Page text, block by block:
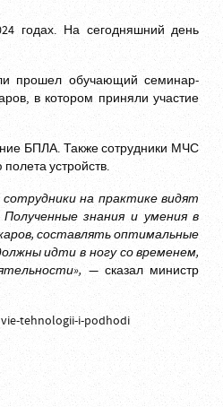
годах. На сегодняшний день
прошел обучающий семинар-
в котором приняли участие
БПЛА. Также сотрудники МЧС
устройств.
на практике видят
знания и умения в
составлять оптимальные
идти в ногу со временем,
— сказал министр
tehnologii-i-podhodi